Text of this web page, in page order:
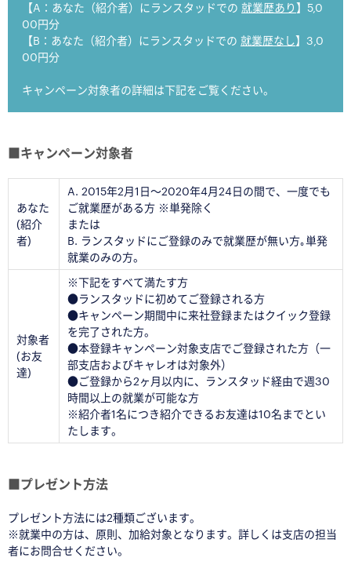
【A：あなた（紹介者）にランスタッドでの 就業歴あり】5,0
00円分
【B：あなた（紹介者）にランスタッドでの 就業歴なし】3,0
00円分
キャンペーン対象者の詳細は下記をご覧ください。
■キャンペーン対象者
あなた
(紹介
者)
A. 2015年2月1日〜2020年4月24日の間で、一度でも
ご就業歴がある方 ※単発除く
または
B. ランスタッドにご登録のみで就業歴が無い方｡単発
就業のみの方。
対象者
(お友
達)
※下記をすべて満たす方
●ランスタッドに初めてご登録される方
●キャンペーン期間中に来社登録またはクイック登録
を完了された方。
●本登録キャンペーン対象支店でご登録された方（一
部支店およびキャレオは対象外）
●ご登録から2ヶ月以内に、ランスタッド経由で週30
時間以上の就業が可能な方
※紹介者1名につき紹介できるお友達は10名までとい
たします。
■プレゼント方法
プレゼント方法には2種類ございます。
※就業中の方は、原則、加給対象となります。詳しくは支店の担当
者にお問合せください。